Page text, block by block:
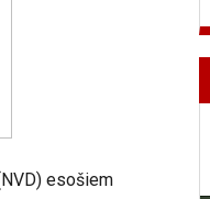
esošiem